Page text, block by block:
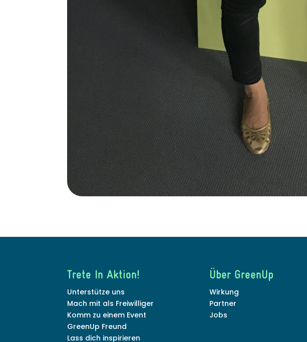
Trete In Aktion!
Unterstütze uns
Mach mit als Freiwilliger
Komm zu einem Event
GreenUp Freund
Lass dich inspirieren
Über GreenUp
Wirkung
Partner
Jobs